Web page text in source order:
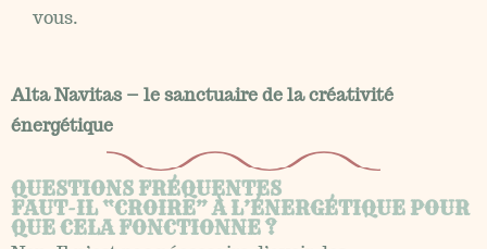
vous.
Alta Navitas – le sanctuaire de la créativité
énergétique
QUESTIONS FRÉQUENTES
FAUT-IL “CROIRE” À L’ÉNERGÉTIQUE POUR
QUE CELA FONCTIONNE ?